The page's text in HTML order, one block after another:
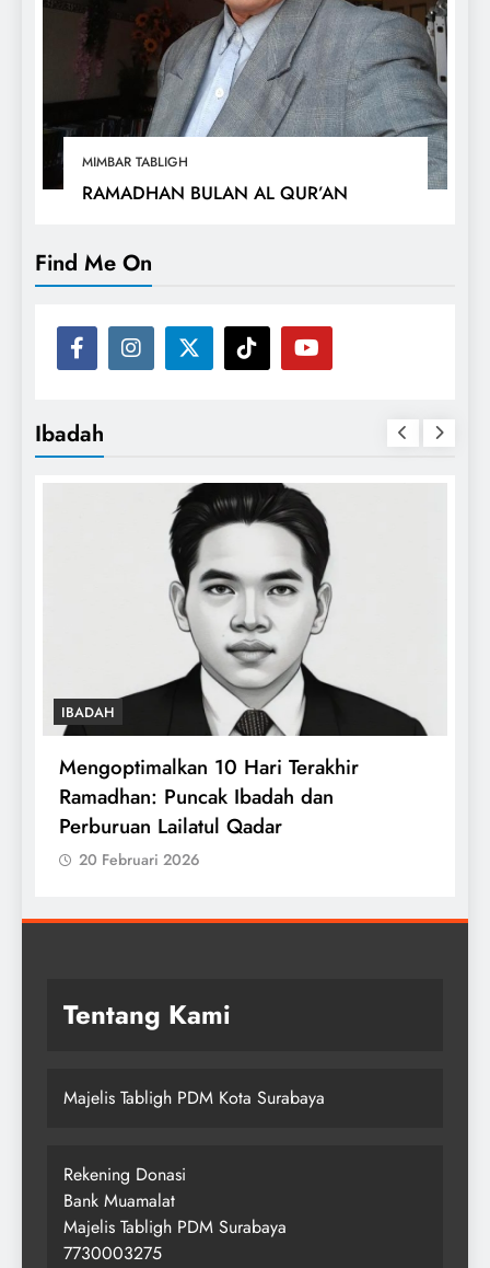
MIMBAR TABLIGH
RAMADHAN BULAN AL QUR’AN
Find Me On
Ibadah
IBADAH
Tuntaskan Qiyamu Ramadhan dan
Witirmu Bersama Imam
20 Februari 2026
Tentang Kami
Majelis Tabligh PDM Kota Surabaya
Rekening Donasi
Bank Muamalat
Majelis Tabligh PDM Surabaya
7730003275